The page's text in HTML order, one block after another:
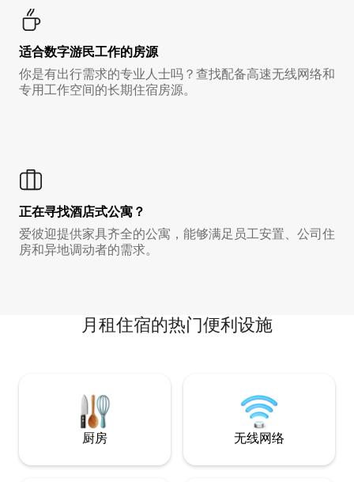
适合数字游民工作的房源
你是有出行需求的专业人士吗？查找配备高速无线网络和
专用工作空间的长期住宿房源。
正在寻找酒店式公寓？
爱彼迎提供家具齐全的公寓，能够满足员工安置、公司住
房和异地调动者的需求。
月租住宿的热门便利设施
厨房 无线网络